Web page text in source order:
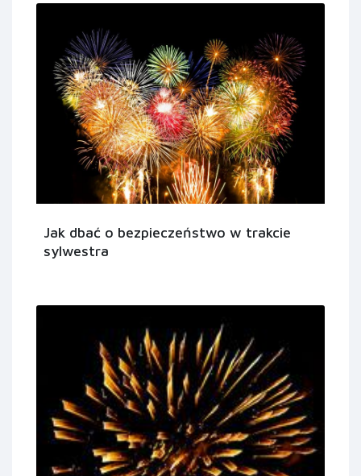
Jak dbać o bezpieczeństwo w trakcie
sylwestra